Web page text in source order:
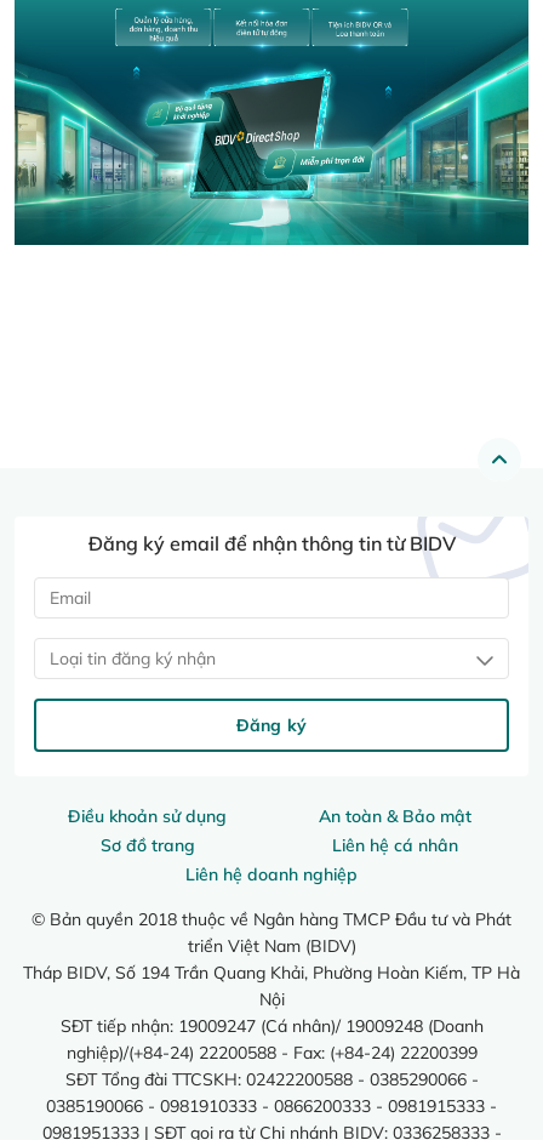
Điều khoản sử dụng
An toàn & Bảo mật
Sơ đồ trang
Liên hệ cá nhân
Liên hệ doanh nghiệp
© Bản quyền 2018 thuộc về Ngân hàng TMCP Đầu tư và Phát
triển Việt Nam (BIDV)
Tháp BIDV, Số 194 Trần Quang Khải, Phường Hoàn Kiếm, TP Hà
Nội
SĐT tiếp nhận: 19009247 (Cá nhân)/ 19009248 (Doanh
nghiệp)/(+84-24) 22200588 - Fax: (+84-24) 22200399
SĐT Tổng đài TTCSKH: 02422200588 - 0385290066 -
0385190066 - 0981910333 - 0866200333 - 0981915333 -
0981951333 | SĐT gọi ra từ Chi nhánh BIDV: 0336258333 -
Đăng ký email để nhận thông tin từ BIDV
Loại tin đăng ký nhận
Đăng ký